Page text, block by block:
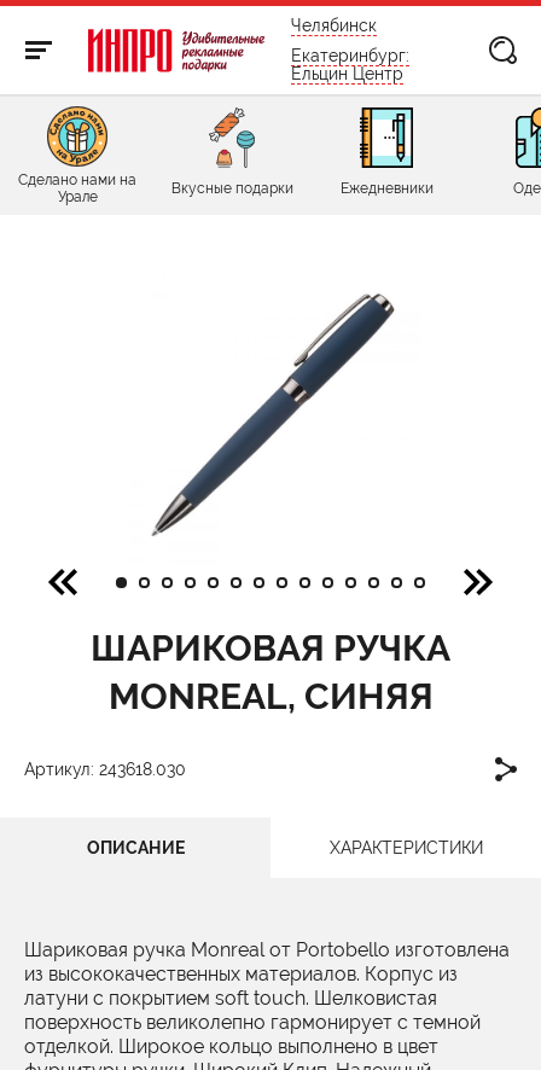
бесплатно по России
Челябинск
Екатеринбург:
Ельцин Центр
Сделано нами на
Урале
Вкусные подарки Ежедневники
ШАРИКОВАЯ РУЧКА
MONREAL, СИНЯЯ
Артикул: 243618.030
ОПИСАНИЕ ХАРАКТЕРИСТИКИ
Шариковая ручка Monreal от Portobello изготовлена
из высококачественных материалов. Корпус из
латуни с покрытием soft touch. Шелковистая
поверхность великолепно гармонирует с темной
отделкой. Широкое кольцо выполнено в цвет